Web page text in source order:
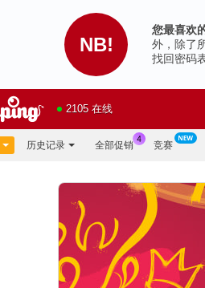
NB!
您最喜欢
外，除了
找回密码
2105 在线
历史记录 全部促销 竞赛